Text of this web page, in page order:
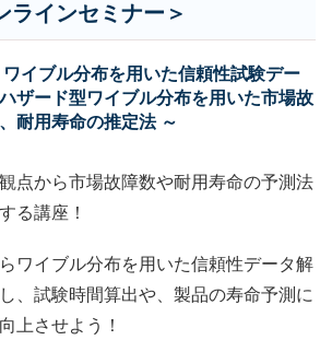
インセミナー＞
イブル分布を用いた信頼性試験デー
ザード型ワイブル分布を用いた市場故
耐用寿命の推定法 ～
点から市場故障数や耐用寿命の予測法
る講座！
ワイブル分布を用いた信頼性データ解
、試験時間算出や、製品の寿命予測に
上させよう！